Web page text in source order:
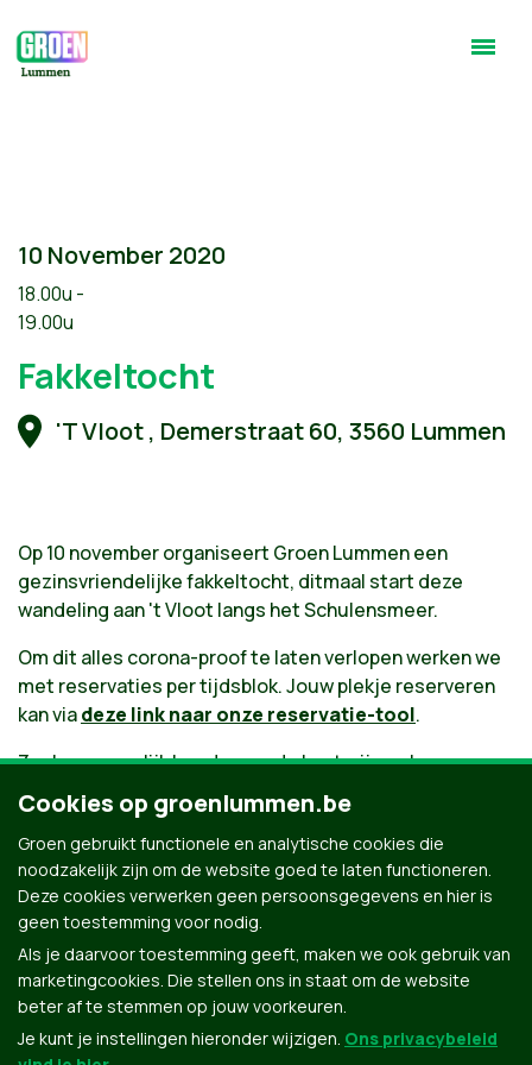
10 November 2020
18.00u -
19.00u
Fakkeltocht
'T Vloot , Demerstraat 60, 3560 Lummen
Op 10 november organiseert Groen Lummen een
gezinsvriendelijke fakkeltocht, ditmaal start deze
wandeling aan 't Vloot langs het Schulensmeer.
Om dit alles corona-proof te laten verlopen werken we
met reservaties per tijdsblok. Jouw plekje reserveren
kan viadeze link naar onze reservatie-tool.
Zoals gewoonlijk houden we de kostprijs zo laag
mogelijk en vragen we 1€ per volwassene en 2€ per
fakkel. Deelname voor kinderen onder de 18j is gratis.
Inschrijvings-tool
Cookies op groenlummen.be
Groen gebruikt functionele en analytische cookies die
noodzakelijk zijn om de website goed te laten functioneren.
Deze cookies verwerken geen persoonsgegevens en hier is
geen toestemming voor nodig.
Als je daarvoor toestemming geeft, maken we ook gebruik van
marketingcookies. Die stellen ons in staat om de website
beter af te stemmen op jouw voorkeuren.
Je kunt je instellingen hieronder wijzigen. Ons privacybeleid